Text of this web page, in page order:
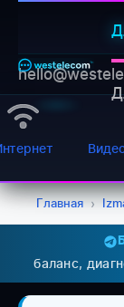
Главная ›
баланс,